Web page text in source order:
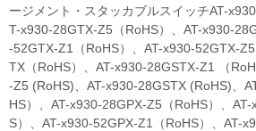
ージメント・スタッカブルスイッチAT-
T-x930-28GTX-Z5（RoHS）、AT-x930-
-52GTX-Z1（RoHS）、AT-x930-52GTX-
TX（RoHS）、AT-x930-28GSTX-Z1 （
-Z5 (RoHS)、AT-x930-28GSTX (RoHS)、
HS）、AT-x930-28GPX-Z5（RoHS）、
S）、AT-x930-52GPX-Z1（RoHS）、AT-